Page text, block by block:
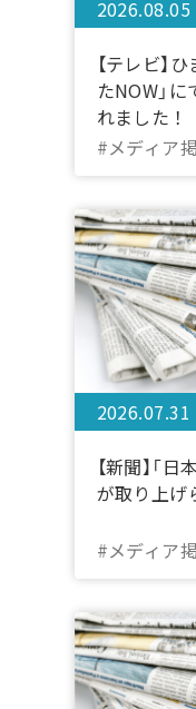
2026.08.05
【テレビ】
たNOW」
れました！
#メディア
2026.07.31
【新聞】「
が取り上げ
#メディア